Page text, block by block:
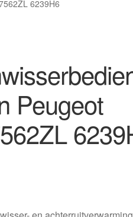
6239H6
Peugeot